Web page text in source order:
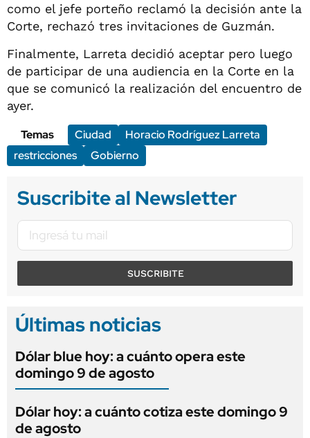
como el jefe porteño reclamó la decisión ante la
Corte, rechazó tres invitaciones de Guzmán.
Finalmente, Larreta decidió aceptar pero luego
de participar de una audiencia en la Corte en la
que se comunicó la realización del encuentro de
ayer.
Temas
Ciudad
Horacio Rodríguez Larreta
restricciones
Gobierno
Suscribite al Newsletter
SUSCRIBITE
Últimas noticias
Dólar blue hoy: a cuánto opera este
domingo 9 de agosto
Dólar hoy: a cuánto cotiza este domingo 9
de agosto